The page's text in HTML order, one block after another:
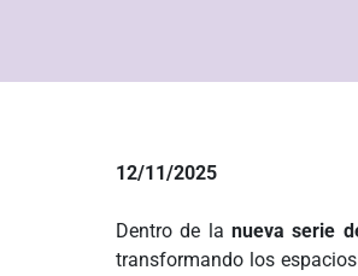
12/11/2025
Dentro de la nueva serie
transformando los